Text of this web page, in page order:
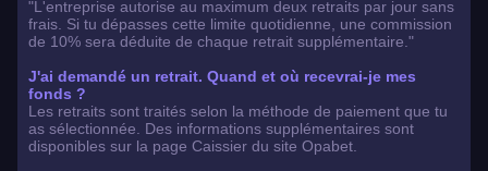
"L'entreprise autorise au maximum deux retraits par jour sans
frais. Si tu dépasses cette limite quotidienne, une commission
de 10% sera déduite de chaque retrait supplémentaire."
J'ai demandé un retrait. Quand et où recevrai-je mes
fonds ?
Les retraits sont traités selon la méthode de paiement que tu
as sélectionnée. Des informations supplémentaires sont
disponibles sur la page Caissier du site Opabet.